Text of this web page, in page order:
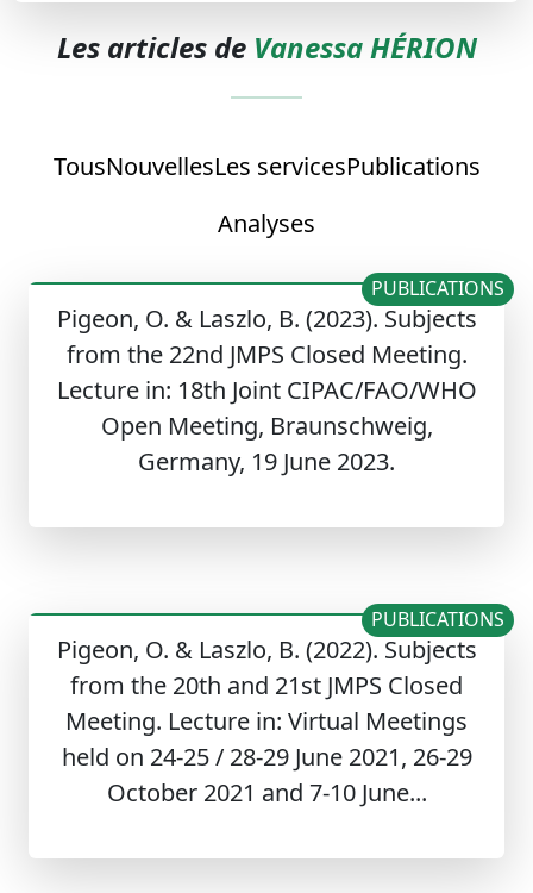
Les articles de Vanessa HÉRION
TousNouvellesLes servicesPublications
Analyses
Pigeon, O. & Laszlo, B. (2023). Subjects
from the 22nd JMPS Closed Meeting.
Lecture in: 18th Joint CIPAC/FAO/WHO
Open Meeting, Braunschweig,
Germany, 19 June 2023.
PUBLICATIONS
Pigeon, O. & Laszlo, B. (2022). Subjects
from the 20th and 21st JMPS Closed
Meeting. Lecture in: Virtual Meetings
held on 24-25 / 28-29 June 2021, 26-29
October 2021 and 7-10 June...
PUBLICATIONS